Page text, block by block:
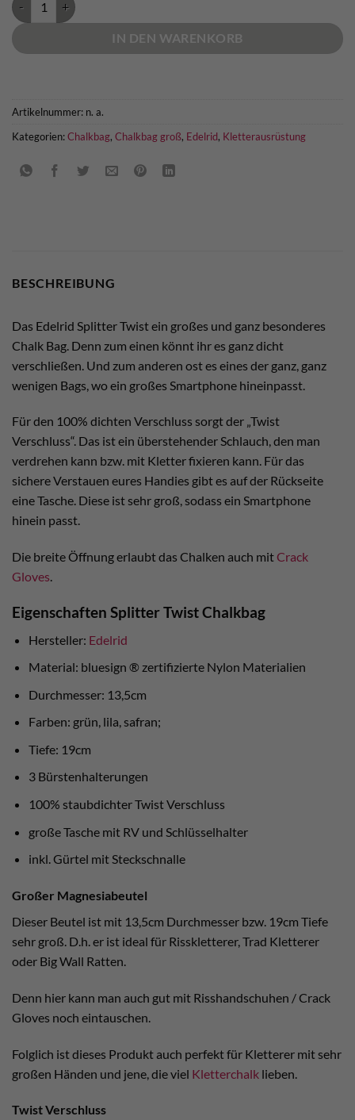
IN DEN WARENKORB
Artikelnummer: n. a.
Kategorien:Chalkbag, Chalkbag groß, Edelrid, Kletterausrüstung
BESCHREIBUNG
Das Edelrid Splitter Twist ein großes und ganz besonderes
Chalk Bag. Denn zum einen könnt ihr es ganz dicht
verschließen. Und zum anderen ost es eines der ganz, ganz
wenigen Bags, wo ein großes Smartphone hineinpasst.
Für den 100% dichten Verschluss sorgt der „Twist
Verschluss“. Das ist ein überstehender Schlauch, den man
verdrehen kann bzw. mit Kletter fixieren kann. Für das
sichere Verstauen eures Handies gibt es auf der Rückseite
eine Tasche. Diese ist sehr groß, sodass ein Smartphone
hinein passt.
Die breite Öffnung erlaubt das Chalken auch mitCrack
Gloves.
Eigenschaften Splitter Twist Chalkbag
Hersteller: Edelrid
Material: bluesign ® zertifizierte Nylon Materialien
Durchmesser: 13,5cm
Farben: grün, lila, safran;
Tiefe: 19cm
3 Bürstenhalterungen
100% staubdichter Twist Verschluss
große Tasche mit RV und Schlüsselhalter
inkl. Gürtel mit Steckschnalle
Großer Magnesiabeutel
Dieser Beutel ist mit 13,5cm Durchmesser bzw. 19cm Tiefe
sehr groß. D.h. er ist ideal für Risskletterer, Trad Kletterer
oder Big Wall Ratten.
Denn hier kann man auch gut mit Risshandschuhen / Crack
Gloves noch eintauschen.
Folglich ist dieses Produkt auch perfekt für Kletterer mit sehr
großen Händen und jene, die viel Kletterchalk lieben.
Twist Verschluss